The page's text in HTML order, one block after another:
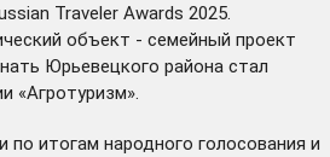
Traveler Awards 2025.
объект - семейный проект
Юрьевецкого района стал
«Агротуризм».
по итогам народного голосования и